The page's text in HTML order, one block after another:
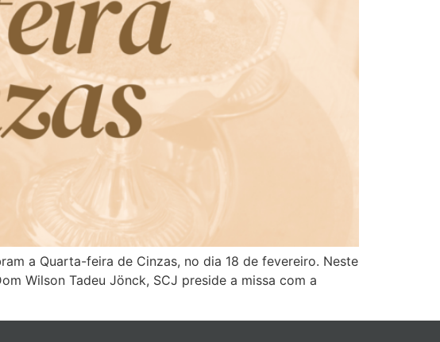
a Quarta-feira de Cinzas, no dia 18 de fevereiro. Neste
Wilson Tadeu Jönck, SCJ preside a missa com a